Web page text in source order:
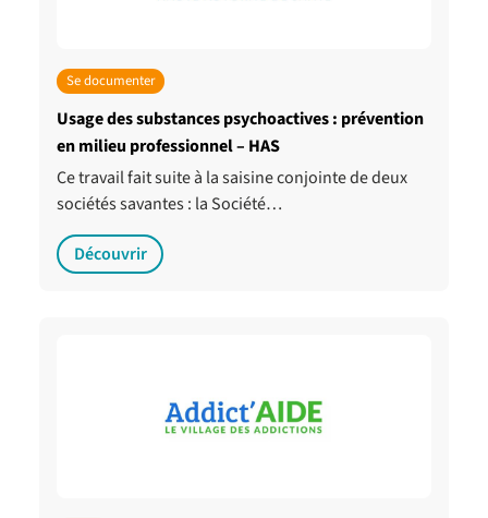
Se documenter
Usage des substances psychoactives : prévention
en milieu professionnel – HAS
Ce travail fait suite à la saisine conjointe de deux
sociétés savantes : la Société…
Découvrir